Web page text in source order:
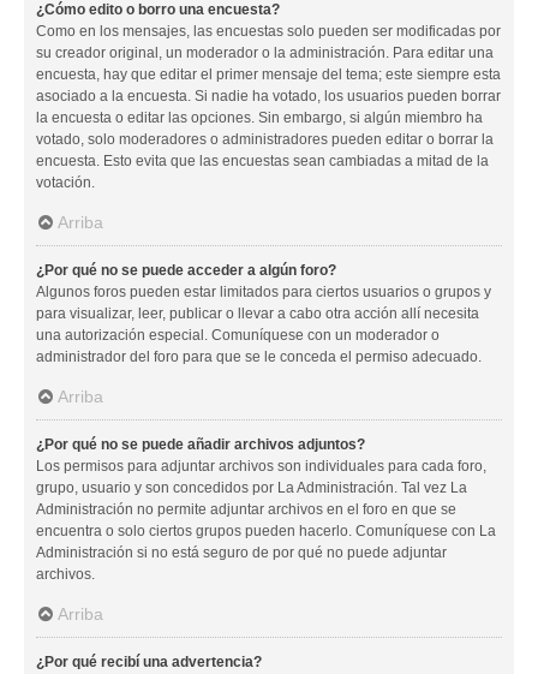
¿Cómo edito o borro una encuesta?
Como en los mensajes, las encuestas solo pueden ser modificadas por
su creador original, un moderador o la administración. Para editar una
encuesta, hay que editar el primer mensaje del tema; este siempre esta
asociado a la encuesta. Si nadie ha votado, los usuarios pueden borrar
la encuesta o editar las opciones. Sin embargo, si algún miembro ha
votado, solo moderadores o administradores pueden editar o borrar la
encuesta. Esto evita que las encuestas sean cambiadas a mitad de la
votación.
Arriba
¿Por qué no se puede acceder a algún foro?
Algunos foros pueden estar limitados para ciertos usuarios o grupos y
para visualizar, leer, publicar o llevar a cabo otra acción allí necesita
una autorización especial. Comuníquese con un moderador o
administrador del foro para que se le conceda el permiso adecuado.
Arriba
¿Por qué no se puede añadir archivos adjuntos?
Los permisos para adjuntar archivos son individuales para cada foro,
grupo, usuario y son concedidos por La Administración. Tal vez La
Administración no permite adjuntar archivos en el foro en que se
encuentra o solo ciertos grupos pueden hacerlo. Comuníquese con La
Administración si no está seguro de por qué no puede adjuntar
archivos.
Arriba
¿Por qué recibí una advertencia?